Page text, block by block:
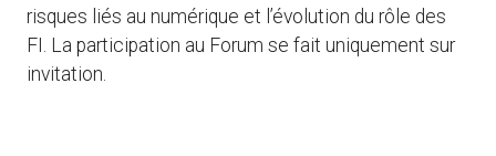
risques liés au numérique et l’évolution du rôle des
FI. La participation au Forum se fait uniquement sur
invitation.